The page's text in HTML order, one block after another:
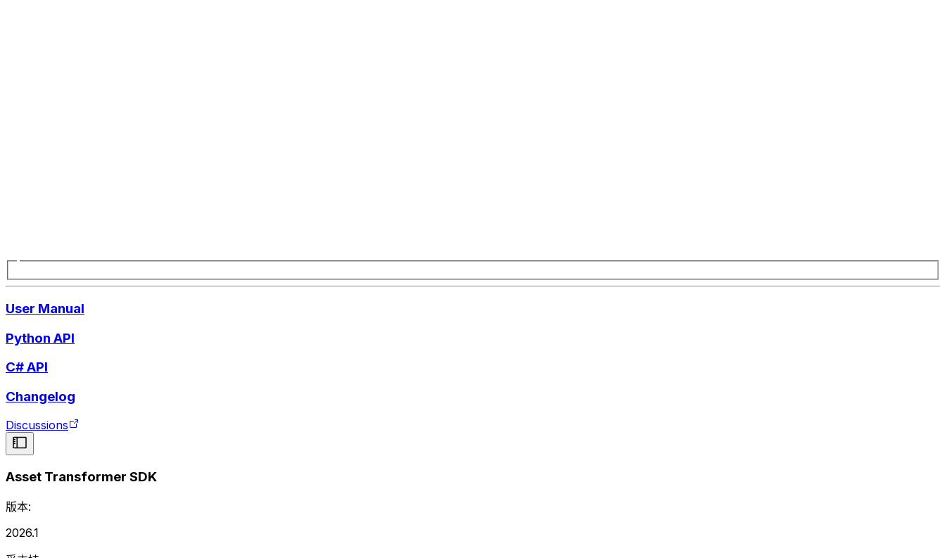
User Manual
Python API
C# API
Changelog
Discussions
Asset Transformer SDK
版本:
2026.1